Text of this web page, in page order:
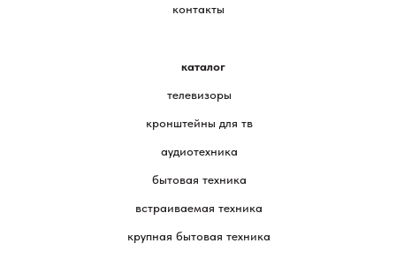
каталог
телевизоры
кронштейны для тв
аудиотехника
крупная бытовая техника
бытовая техника
встраиваемая техника
контакты